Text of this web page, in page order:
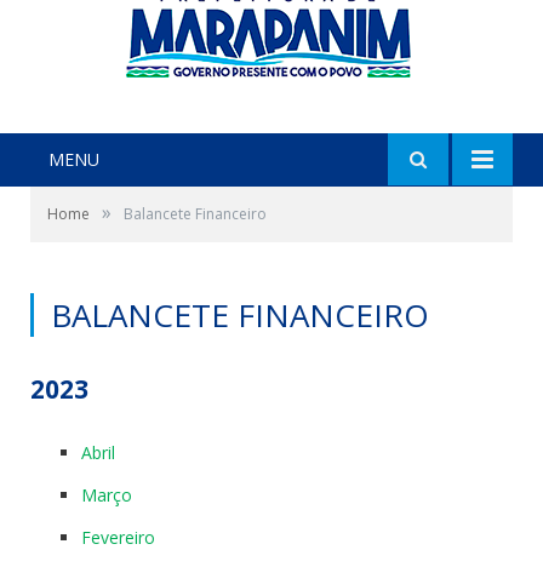
MENU
Home » Balancete Financeiro
BALANCETE FINANCEIRO
2023
Abril
Março
Fevereiro